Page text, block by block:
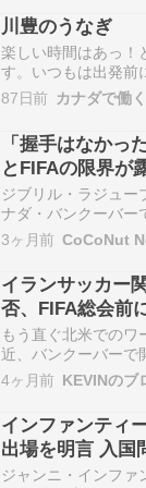
川豊のうなぎ
楽しい時間はあっ！
す。いつもは出発前
るのですが今回は川
川豊のうなぎ初め
ったです！次から
うなぎが良いかも｡
出発〜！帰…
87日前 カナダで働
「握手はなか
とFIFAの限界が
会
ジブリル・ラジュー
ナダ・バンクーバー
で、ジャンニ・イン
の促しにもかかわ
副会長のバシム・
3ヶ月前 CoCoNut
イランサッカー
否、FIFA総会前
たの?
もう直ぐ北米でのワ
近、バンクーバーで
イランのサッカー
されたというニュー
よると、イラン・
4ヶ月前 KEVINのブ
インファンティ
出場を明言 入国
へ
ジャンニ・インファ